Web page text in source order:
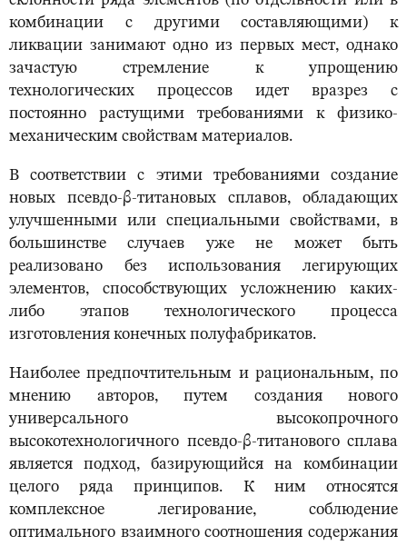
комбинации с другими составляющими) к
ликвации занимают одно из первых мест, однако
зачастую стремление к упрощению
технологических процессов идет вразрез с
постоянно растущими требованиями к физико-
механическим свойствам материалов.
В соответствии с этими требованиями создание
новых псевдо-β-титановых сплавов, обладающих
улучшенными или специальными свойствами, в
большинстве случаев уже не может быть
реализовано без использования легирующих
элементов, способствующих усложнению каких-
либо этапов технологического процесса
изготовления конечных полуфабрикатов.
Наиболее предпочтительным и рациональным, по
мнению авторов, путем создания нового
универсального высокопрочного
высокотехнологичного псевдо-β-титанового сплава
является подход, базирующийся на комбинации
целого ряда принципов. К ним относятся
комплексное легирование, соблюдение
оптимального взаимного соотношения содержания